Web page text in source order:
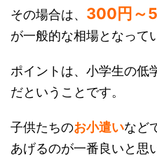
その場合は、 300円 ～
が一般的な相場となって
ポイントは、小学生の低
だということです。
子供たちのお小遣いなど
あげるのが一番良いと思